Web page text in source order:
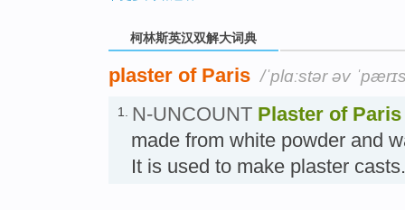
柯林斯英汉双解大词典
plaster of Paris /ˈplɑːstər əv
1. N-UNCOUNT Plaster of Paris
made from white powder and
It is used to make plaster